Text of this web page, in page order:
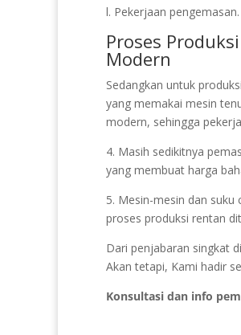
l. Pekerjaan
Proses
Modern
Sedangkan untuk
yang memakai mesin
modern, sehingga
4. Masih sedikitnya
yang membuat harga
5. Mesin-mesin dan
proses produksi rentan
Dari penjabaran singkat
Akan tetapi, Kami hadir
Konsultasi dan info